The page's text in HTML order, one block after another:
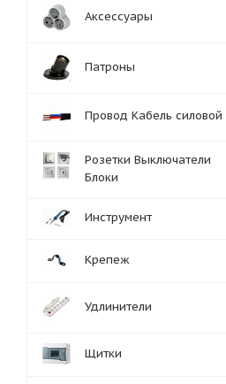
Аксессуары
Патроны
Провод Кабель силовой
Розетки Выключатели
Блоки
Инструмент
Крепеж
Удлинители
Щитки